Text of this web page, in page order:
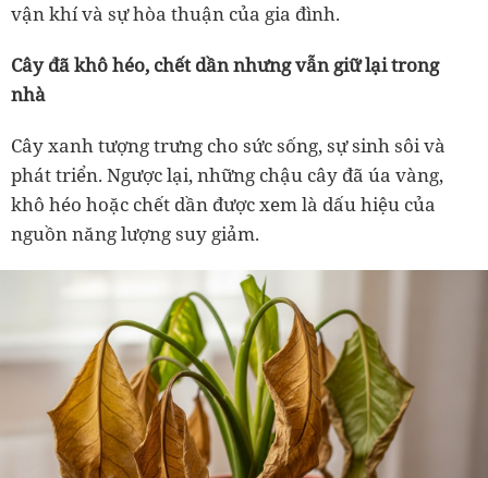
vận khí và sự hòa thuận của gia đình.
Cây đã khô héo, chết dần nhưng vẫn giữ lại trong
nhà
Cây xanh tượng trưng cho sức sống, sự sinh sôi và
phát triển. Ngược lại, những chậu cây đã úa vàng,
khô héo hoặc chết dần được xem là dấu hiệu của
nguồn năng lượng suy giảm.